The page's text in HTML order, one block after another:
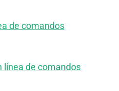
de comandos
línea de comandos